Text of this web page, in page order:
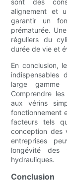
sont des
alignement et
garantir un
prématurée.
réguliers du
durée de vie et
En conclusion,
indispensables
large gamme
Comprendre
aux vérins
fonctionnement
facteurs tels
conception des
entreprises
longévité des
hydrauliques.
Conclusion